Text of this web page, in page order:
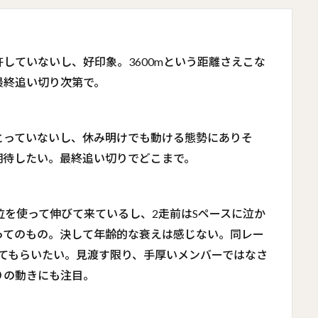
ていないし、好印象。3600mという距離さえこな
追い切り次第で。
ていないし、休み明けでも動ける態勢にありそ
したい。最終追い切りでどこまで。
使って伸びて来ているし、2走前はSペースに泣か
のもの。決して年齢的な衰えは感じない。同レー
らいたい。見渡す限り、手厚いメンバーではなさ
動きにも注目。